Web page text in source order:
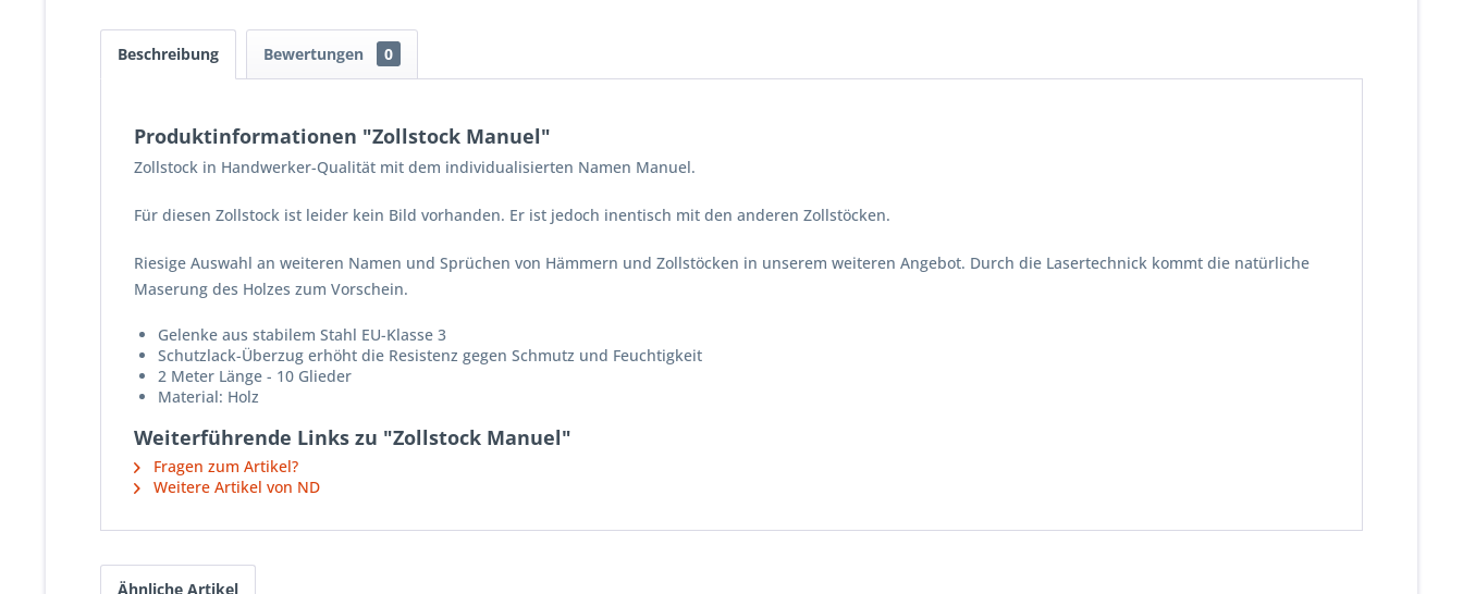
Beschreibung Bewertungen 0
Produktinformationen "Zollstock Manuel"
Zollstock in Handwerker-Qualität mit dem individualisierten Namen Manuel.
Für diesen Zollstock ist leider kein Bild vorhanden. Er ist jedoch inentisch mit den anderen Zollstöcken.
Riesige Auswahl an weiteren Namen und Sprüchen von Hämmern und Zollstöcken in unserem weiteren Angebot. Durch die Lasertechnick kommt die natürliche
Maserung des Holzes zum Vorschein.
Gelenke aus stabilem Stahl EU-Klasse 3
Schutzlack-Überzug erhöht die Resistenz gegen Schmutz und Feuchtigkeit
2 Meter Länge - 10 Glieder
Material: Holz
Weiterführende Links zu "Zollstock Manuel"
Fragen zum Artikel?
Weitere Artikel von ND
Ähnliche Artikel